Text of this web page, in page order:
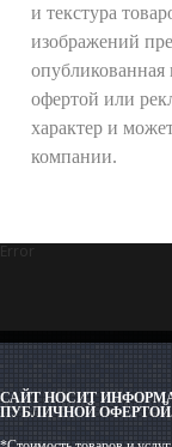
и текстура
изображений
опубликованная
офертой или
характер и
компании.
Error
САЙТ НОСИТ
ПУБЛИЧНОЙ